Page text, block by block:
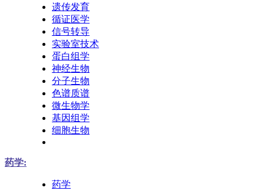
遗传发育
循证医学
信号转导
实验室技术
蛋白组学
神经生物
分子生物
色谱质谱
微生物学
基因组学
细胞生物
药学:
药学